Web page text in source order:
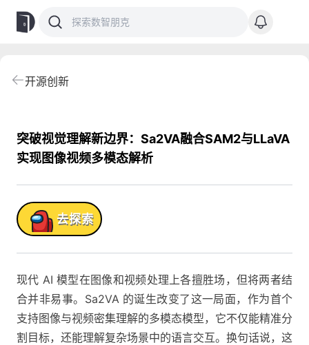
开源创新
突破视觉理解新边界：Sa2VA融合SAM2与LLaVA
实现图像视频多模态解析
! 去探索
现代 AI 模型在图像和视频处理上各擅胜场，但将两者结
合并非易事。Sa2VA 的诞生改变了这一局面，作为首个
支持图像与视频密集理解的多模态模型，它不仅能精准分
割目标，还能理解复杂场景中的语言交互。换句话说，这